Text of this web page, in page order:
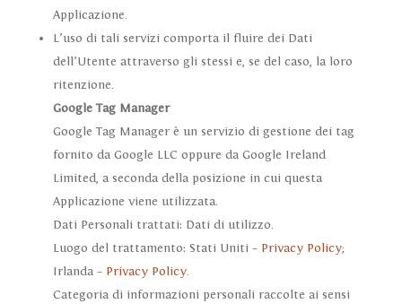
Applicazione.
L’uso di tali servizi comporta il fluire dei Dati
dell’Utente attraverso gli stessi e, se del caso, la loro
ritenzione.
Google Tag Manager
Google Tag Manager è un servizio di gestione dei tag
fornito da Google LLC oppure da Google Ireland
Limited, a seconda della posizione in cui questa
Applicazione viene utilizzata.
Dati Personali trattati: Dati di utilizzo.
Luogo del trattamento: Stati Uniti – Privacy Policy;
Irlanda – Privacy Policy.
Categoria di informazioni personali raccolte ai sensi